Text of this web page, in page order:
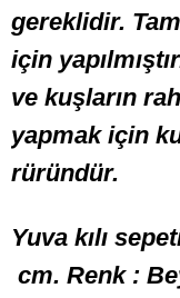
gereklidir. T
için
ve kuşların
yapmak için
rüründür.
Yuva kılı
cm. Renk :